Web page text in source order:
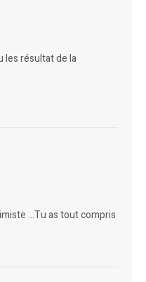
les résultat de la
…Tu as tout compris